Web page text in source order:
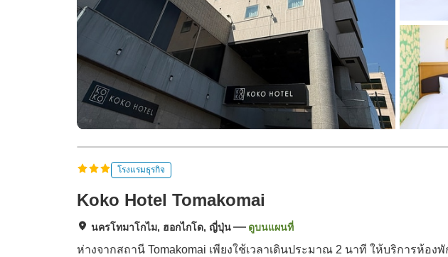
a
r
โรงแรมธุรกิจ
Koko Hotel Tomakomai
นครโทมาโกไม, ฮอกไกโด, ญี่ปุ่น ดูบนแผนที่
ห่างจากสถานี Tomakomai เพียงใช้เวลาเดินประมาณ 2 นาที ให้บริการห้อ